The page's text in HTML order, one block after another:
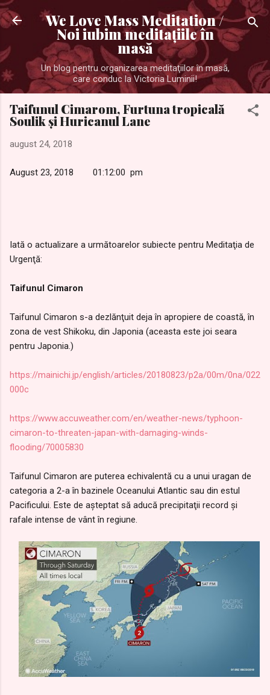
Treceți la conținutul principal
We Love Mass Meditation /
Noi iubim meditaţiile în
masă
Un blog pentru organizarea meditaţiilor în masă,
care conduc la Victoria Luminii!
Taifunul Cimarom, Furtuna tropicală
Soulik şi Huricanul Lane
august 24, 2018
August 23, 2018 01:12:00 pm
Iată o actualizare a următoarelor subiecte pentru Meditaţia de
Urgenţă:
Taifunul Cimaron
Taifunul Cimaron s-a dezlănţuit deja în apropiere de coastă, în
zona de vest Shikoku, din Japonia (aceasta este joi seara
pentru Japonia.)
https://mainichi.jp/english/articles/20180823/p2a/00m/0na/022
000c
https://www.accuweather.com/en/weather-news/typhoon-
cimaron-to-threaten-japan-with-damaging-winds-
flooding/70005830
Taifunul Cimaron are puterea echivalentă cu a unui uragan de
categoria a 2-a în bazinele Oceanului Atlantic sau din estul
Pacificului. Este de aşteptat să aducă precipitaţii record şi
rafale intense de vânt în regiune.